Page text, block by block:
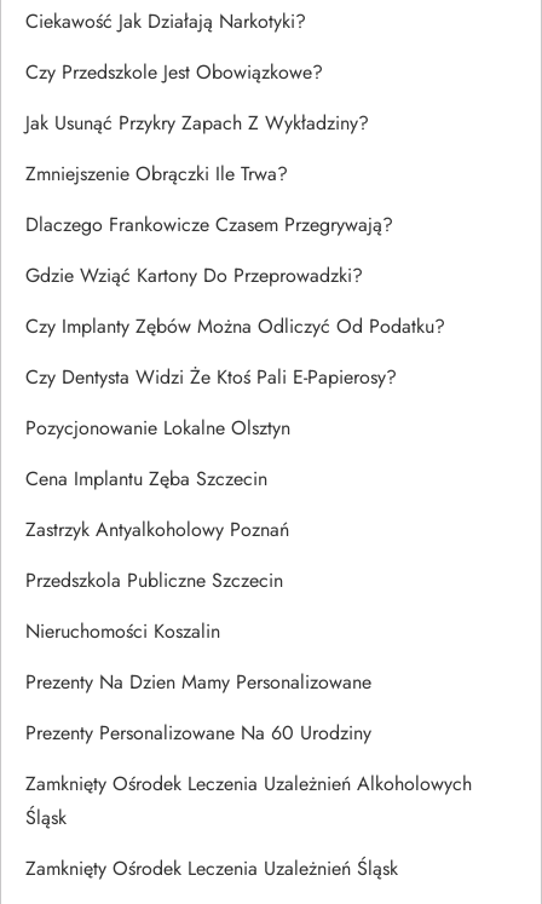
Ciekawość Jak Działają Narkotyki?
Czy Przedszkole Jest Obowiązkowe?
Jak Usunąć Przykry Zapach Z Wykładziny?
Zmniejszenie Obrączki Ile Trwa?
Dlaczego Frankowicze Czasem Przegrywają?
Gdzie Wziąć Kartony Do Przeprowadzki?
Czy Implanty Zębów Można Odliczyć Od Podatku?
Czy Dentysta Widzi Że Ktoś Pali E-Papierosy?
Pozycjonowanie Lokalne Olsztyn
Cena Implantu Zęba Szczecin
Zastrzyk Antyalkoholowy Poznań
Przedszkola Publiczne Szczecin
Nieruchomości Koszalin
Prezenty Na Dzien Mamy Personalizowane
Prezenty Personalizowane Na 60 Urodziny
Zamknięty Ośrodek Leczenia Uzależnień Alkoholowych
Śląsk
Zamknięty Ośrodek Leczenia Uzależnień Śląsk